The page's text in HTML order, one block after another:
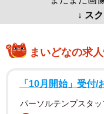
↓ ス
まいどなの求
「10月開始」受付
パーソルテンプスタ